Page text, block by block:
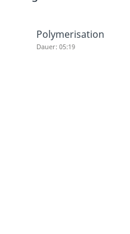
Polymerisation
Dauer: 05:19